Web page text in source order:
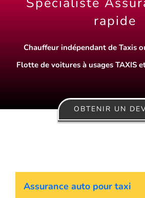
rapide
Chauffeur indépendant de Taxis
Flotte de voitures à usages TAXIS
OBTENIR UN
Assurance auto pour taxi